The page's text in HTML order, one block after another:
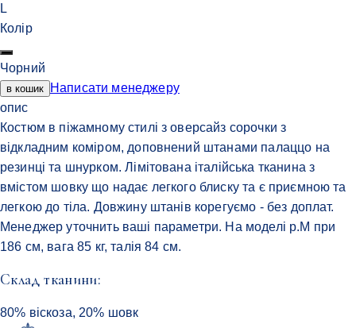
L
Колір
Чорний
в кошик
Написати менеджеру
опис
Костюм в піжамному стилі з оверсайз сорочки з
відкладним коміром, доповнений штанами палаццо на
резинці та шнурком. Лімітована італійська тканина з
вмістом шовку що надає легкого блиску та є приємною та
легкою до тіла. Довжину штанів корегуємо - без доплат.
Менеджер уточнить ваші параметри. На моделі р.М при
186 см, вага 85 кг, талія 84 см.
Cклад тканини:
80% віскоза, 20% шовк